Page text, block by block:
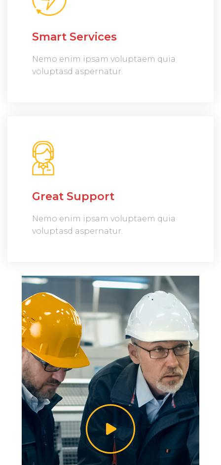
Smart Services
Nemo enim ipsam voluptaem quia
voluptasd aspernatur.
Great Support
Nemo enim ipsam voluptaem quia
voluptasd aspernatur.